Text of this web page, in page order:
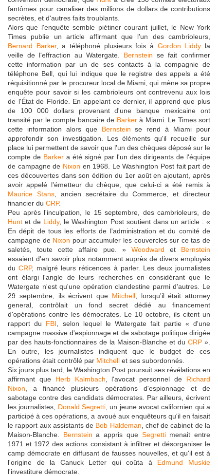
fantômes pour canaliser des millions de dollars de contributions
secrètes, et d'autres faits troublants.
Alors que l'enquête semble piétiner courant juillet, le New York
Times publie un article affirmant que l'un des cambrioleurs,
Bernard Barker, a téléphoné plusieurs fois à Gordon Liddy la
veille de l'effraction au Watergate. Bernstein se fait confirmer
cette information par un de ses contacts à la compagnie de
téléphone Bell, qui lui indique que le registre des appels a été
réquisitionné par le procureur local de Miami, qui mène sa propre
enquête pour savoir si les cambrioleurs ont contrevenu aux lois
de l'État de Floride. En appelant ce dernier, il apprend que plus
de 100 000 dollars provenant d'une banque mexicaine ont
transité par le compte bancaire de Barkerà Miami. Le Times sort
cette information alors que Bernstein se rend à Miami pour
approfondir son investigation. Les éléments qu'il recueille sur
place lui permettent de savoir que l'un des chèques déposé sur le
compte de Barker a été signé par l'un des dirigeants de l'équipe
de campagne de Nixon en 1968. Le Washington Post fait part de
ces découvertes dans son édition du 1er août en ajoutant, après
avoir appelé l'émetteur du chèque, que celui-ci a été remis à
Maurice Stans, ancien secrétaire du Commerce, et directeur
financier du CRP.
Peu après l'inculpation, le 15 septembre, des cambrioleurs, de
Hunt et de Liddy, le Washington Post soutient dans un article : «
En dépit de tous les efforts de l'administration et du comité de
campagne de Nixon pour accumuler les couvercles sur ce tas de
saletés, toute cette affaire pue. » Woodward et Bernstein
essaient d'en savoir plus notamment auprès de divers employés
duCRP, malgré leurs réticences à parler. Les deux journalistes
ont élargi l'angle de leurs recherches en considérant que le
Watergate n'est qu'une opération clandestine parmi d'autres. Le
29 septembre, ils écrivent que Mitchell, lorsqu'il était attorney
general, contrôlait un fond secret dédié au financement
d'opérations contre les démocrates. Le 10 octobre, ils citent un
rapport du FBI , selon lequel le Watergate fait partie « d'une
campagne massive d'espionnage et de sabotage politique dirigée
par des hauts-fonctionnaires de la Maison-Blanche et du CRP ».
En outre, les journalistes indiquent que le budget de ces
opérations était contrôlé par Mitchell et ses subordonnés.
Six jours plus tard, le Washington Post poursuit ses révélations en
affirmant que Herb Kalmbach , l'avocat personnel de Richard
Nixon , a financé plusieurs opérations d'espionnage et de
sabotage contre des candidats démocrates. Par ailleurs, écrivent
les journalistes, Donald Segretti , un jeune avocat californien qui a
participé à ces opérations, a avoué aux enquêteurs qu'il en faisait
le rapport aux assistants de Bob Haldeman , chef de cabinet de la
Maison-Blanche. Bernstein a appris que Segrettimenait entre
1971 et 1972 des actions consistant à infiltrer et désorganiser le
camp démocrate en diffusant de fausses nouvelles, et qu'il est à
l'origine de la Canuck Letter qui coûta à Edmund Muskie
l'investiture démocrate.